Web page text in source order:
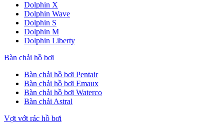
Dolphin X
Dolphin Wave
Dolphin S
Dolphin M
Dolphin Liberty
Bàn chải hồ bơi
Bàn chải hồ bơi Pentair
Bàn chải hồ bơi Emaux
Bàn chải hồ bơi Waterco
Bàn chải Astral
Vợt vớt rác hồ bơi